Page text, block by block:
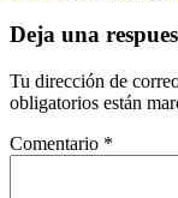
Deja una
Tu dirección de
obligatorios están
Comentario *